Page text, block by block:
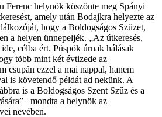
Ferenc helynök köszönte meg Spányi
amely után Bodajkra helyezte az
hogy a Boldogságos Szüzet,
a helyen ünnepeljék. „Az útkeresés,
célba ért. Püspök úrnak hálásak
több mint két évtizede az
csupán ezzel a mai nappal, hanem
is követendő példát ad nekünk. A
is a Boldogságos Szent Szűz és a
–mondta a helynök az
nevében.